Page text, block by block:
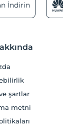
İndirin
şartlar
metni